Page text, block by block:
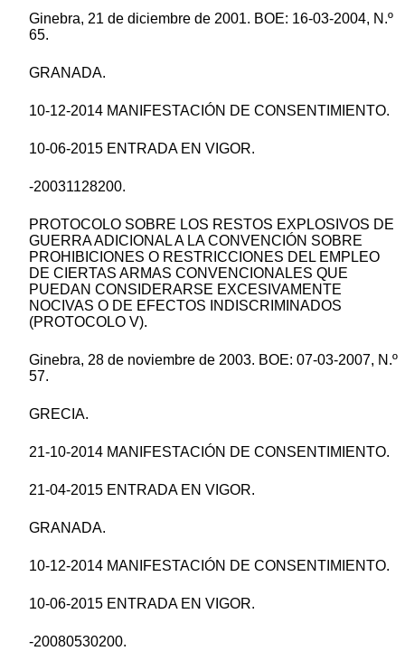
Ginebra, 21 de diciembre de 2001. BOE: 16-03-2004, N.º
65.
GRANADA.
10-12-2014 MANIFESTACIÓN DE CONSENTIMIENTO.
10-06-2015 ENTRADA EN VIGOR.
-20031128200.
PROTOCOLO SOBRE LOS RESTOS EXPLOSIVOS DE
GUERRA ADICIONAL A LA CONVENCIÓN SOBRE
PROHIBICIONES O RESTRICCIONES DEL EMPLEO
DE CIERTAS ARMAS CONVENCIONALES QUE
PUEDAN CONSIDERARSE EXCESIVAMENTE
NOCIVAS O DE EFECTOS INDISCRIMINADOS
(PROTOCOLO V).
Ginebra, 28 de noviembre de 2003. BOE: 07-03-2007, N.º
57.
GRECIA.
21-10-2014 MANIFESTACIÓN DE CONSENTIMIENTO.
21-04-2015 ENTRADA EN VIGOR.
GRANADA.
10-12-2014 MANIFESTACIÓN DE CONSENTIMIENTO.
10-06-2015 ENTRADA EN VIGOR.
-20080530200.